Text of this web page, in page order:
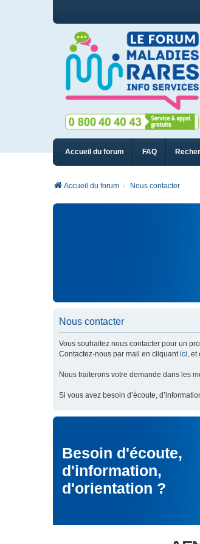
Accueil du forum FAQ
Accueil du forum Nous contacter
Nous contacter
Vous souhaitez nous contacter pour un
Contactez-nous par mail en cliquantici, et
Nous traiterons votre demande dans les
Si vous avez besoin d’écoute,
Besoin d'écoute,
d'information,
d'orientation ?